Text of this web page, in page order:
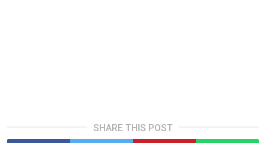
SHARE THIS POST